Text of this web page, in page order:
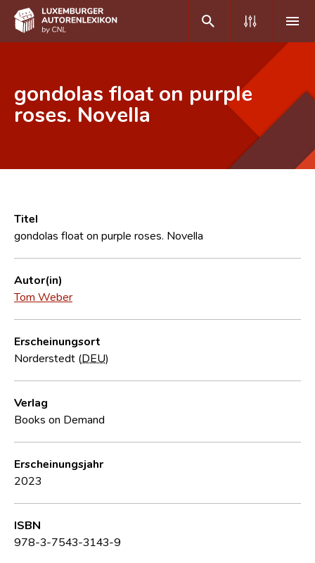
FR
Häufige Fragen und Antworten
CNL
Forschungsgruppe
Kontakt
gondolas float on purple
roses. Novella
Titel
gondolas float on purple roses. Novella
Autor(in)
Tom Weber
Erscheinungsort
Norderstedt (DEU)
Verlag
Books on Demand
Erscheinungsjahr
2023
ISBN
978-3-7543-3143-9